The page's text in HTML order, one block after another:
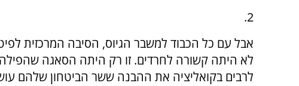
2.
אבל עם כל הכבוד למשבר הגיוס, הסיבה המרכזית
לא היתה קשורה לחרדים. זו רק היתה הסאגה שהפילה
לרבים בקואליציה את ההבנה ששר הביטחון שלהם